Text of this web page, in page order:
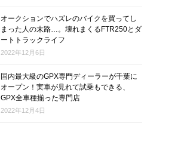
オークションでハズレのバイクを買ってし
まった人の末路…。壊れまくるFTR250とダ
ートトラックライフ
2022年12月6日
国内最大級のGPX専門ディーラーが千葉に
オープン！実車が見れて試乗もできる、
GPX全車種揃った専門店
2022年12月4日